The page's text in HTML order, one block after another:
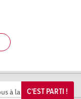
C'EST PARTI !